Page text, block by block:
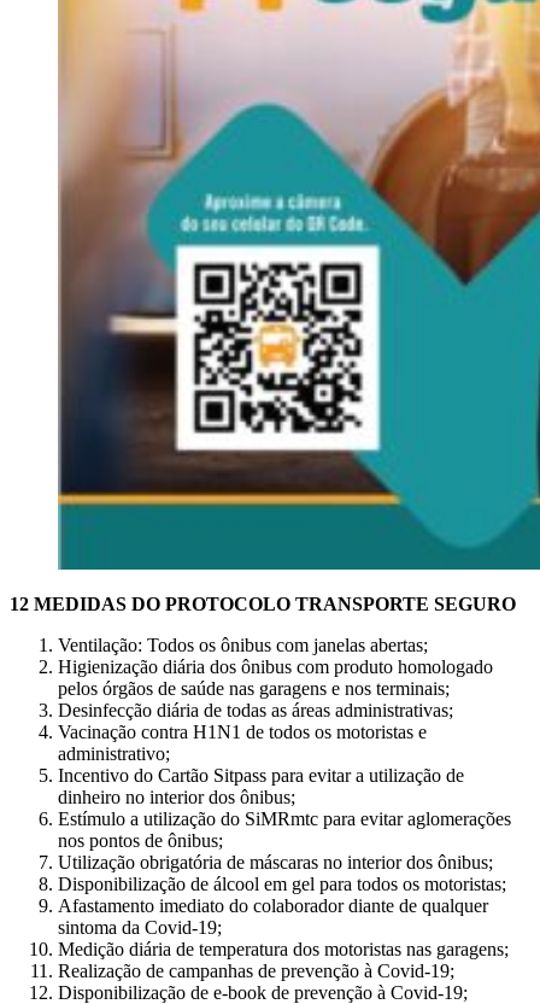
12 MEDIDAS DO PROTOCOLO TRANSPORTE SEGURO
Ventilação: Todos os ônibus com janelas abertas;
Higienização diária dos ônibus com produto homologado
pelos órgãos de saúde nas garagens e nos terminais;
Desinfecção diária de todas as áreas administrativas;
Vacinação contra H1N1 de todos os motoristas e
administrativo;
Incentivo do Cartão Sitpass para evitar a utilização de
dinheiro no interior dos ônibus;
Estímulo a utilização do SiMRmtc para evitar aglomerações
nos pontos de ônibus;
Utilização obrigatória de máscaras no interior dos ônibus;
Disponibilização de álcool em gel para todos os motoristas;
Afastamento imediato do colaborador diante de qualquer
sintoma da Covid-19;
Medição diária de temperatura dos motoristas nas garagens;
Realização de campanhas de prevenção à Covid-19;
Disponibilização de e-book de prevenção à Covid-19;